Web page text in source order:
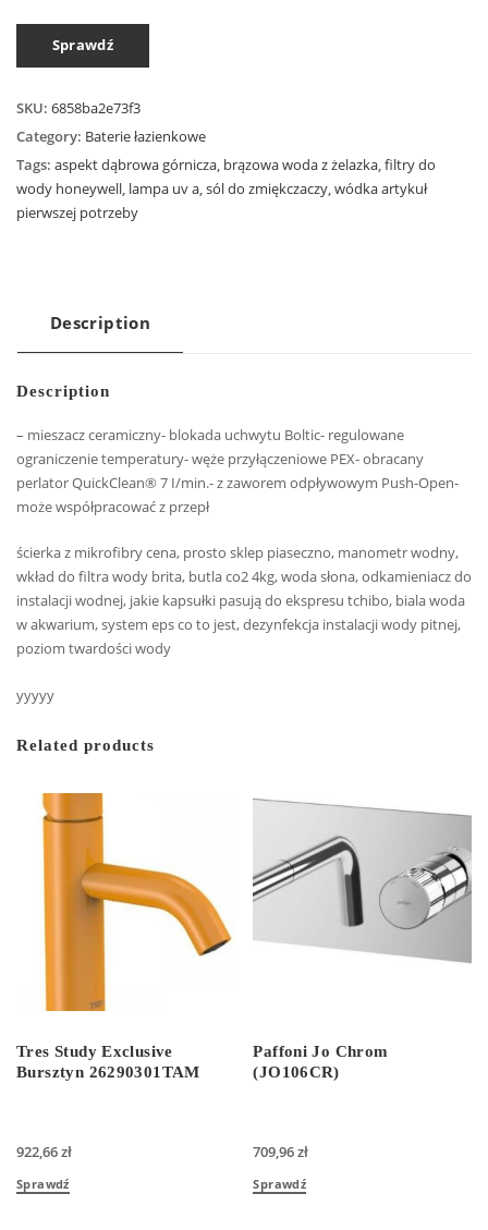
Sprawdź
SKU: 6858ba2e73f3
Category: Baterie łazienkowe
Tags: aspekt dąbrowa górnicza, brązowa woda z żelazka,filtry do
wody honeywell, lampa uv a,sól do zmiękczaczy,wódka artykuł
pierwszej potrzeby
Description
Description
– mieszacz ceramiczny- blokada uchwytu Boltic- regulowane
ograniczenie temperatury- węże przyłączeniowe PEX- obracany
perlator QuickClean® 7 I/min.- z zaworem odpływowym Push-Open-
może współpracować z przepł
ścierka z mikrofibry cena, prosto sklep piaseczno, manometr wodny,
wkład do filtra wody brita, butla co2 4kg, woda słona, odkamieniacz do
instalacji wodnej, jakie kapsułki pasują do ekspresu tchibo, biala woda
w akwarium, system eps co to jest, dezynfekcja instalacji wody pitnej,
poziom twardości wody
yyyyy
Related products
Tres Study Exclusive
Bursztyn 26290301TAM
922,66zł
Sprawdź
Paffoni Jo Chrom
(JO106CR)
709,96zł
Sprawdź